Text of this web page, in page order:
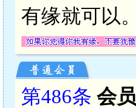
有缘就可以。
第486条 会